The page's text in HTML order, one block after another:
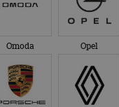
Omoda Opel